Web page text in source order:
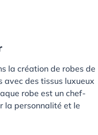
la création de robes de
avec des tissus luxueux
robe est un chef-
la personnalité et le